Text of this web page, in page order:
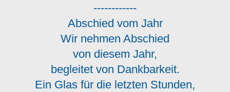
------------
Abschied vom Jahr
Wir nehmen Abschied
von diesem Jahr,
begleitet von Dankbarkeit.
Ein Glas für die letzten Stunden,